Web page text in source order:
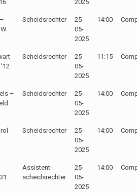
2025
Scheidsrechter
25-
05-
2025
14:00
Scheidsrechter
25-
05-
2025
11:15
–
Scheidsrechter
25-
05-
2025
14:00
Scheidsrechter
25-
05-
2025
14:00
Assistent-
scheidsrechter
25-
05-
2025
14:00